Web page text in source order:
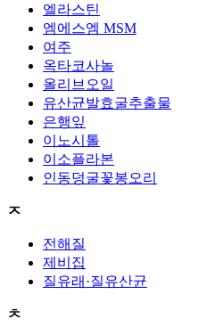
엘라스틴
엠에스엠 MSM
여주
옥타코사놀
올리브오일
유산균발효굴추출물
은행잎
이노시톨
이소플라본
인동덩굴꽃봉오리
ㅈ
전해질
제비집
질유래·질유산균
ㅊ